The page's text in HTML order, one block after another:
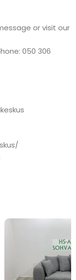
or visit our
050 306